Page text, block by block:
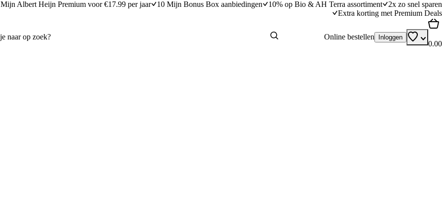
Mijn Albert Heijn Premium voor €17.99 per jaar 10 Mijn Bonus Box aanbiedingen 10% op Bio & AH Terra assortiment
2x zo snel sparen
Extra korting met Premium Deals
Online bestellen Inloggen
0.00